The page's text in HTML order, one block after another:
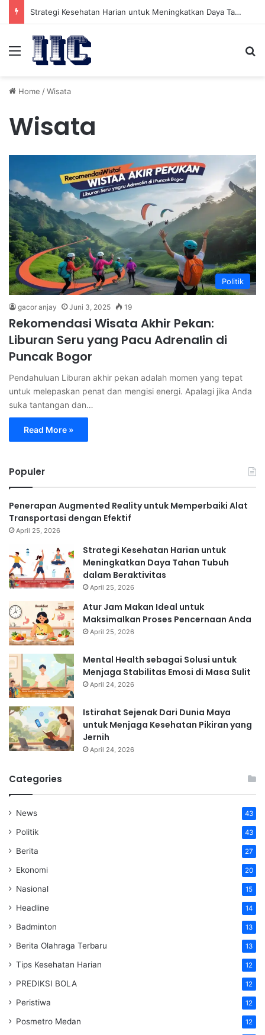
Strategi Kesehatan Harian untuk Meningkatkan Daya Tahan Tubuh dalam Beraktivitas
Menu
Home /Wisata
Wisata
Politik
gacor anjay Juni 3, 2025 19
Rekomendasi Wisata Akhir Pekan:
Liburan Seru yang Pacu Adrenalin di
Puncak Bogor
Pendahuluan Liburan akhir pekan adalah momen yang tepat
untuk melepaskan penat dan mengisi energi. Apalagi jika Anda
suka tantangan dan…
Read More »
Populer
Penerapan Augmented Reality untuk Memperbaiki Alat
Transportasi dengan Efektif
April 25, 2026
Strategi Kesehatan Harian untuk
Meningkatkan Daya Tahan Tubuh
dalam Beraktivitas
April 25, 2026
Atur Jam Makan Ideal untuk
Maksimalkan Proses Pencernaan Anda
April 25, 2026
Mental Health sebagai Solusi untuk
Menjaga Stabilitas Emosi di Masa Sulit
April 24, 2026
Istirahat Sejenak Dari Dunia Maya
untuk Menjaga Kesehatan Pikiran yang
Jernih
April 24, 2026
Categories
News 43
Politik 43
Berita 27
Ekonomi 20
Nasional 15
Headline 14
Badminton 13
Berita Olahraga Terbaru 13
Tips Kesehatan Harian 12
PREDIKSI BOLA 12
Peristiwa 12
Posmetro Medan 12